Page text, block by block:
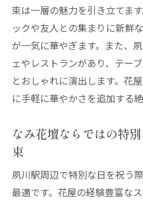
束は一層の魅力を引き立てま
ックや友人との集まりに新鮮
が一気に華やぎます。また、
ェやレストランがあり、テー
とおしゃれに演出します。花
に手軽に華やかさを追加する
なみ花壇ならではの特
束
夙川駅周辺で特別な日を祝う
最適です。花屋の経験豊富な